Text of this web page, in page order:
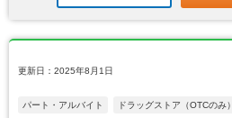
更新日：2025年8月1日
パート・アルバイト ドラッグストア（OTCのみ）